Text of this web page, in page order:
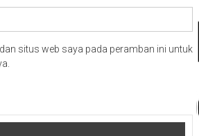
situs web saya pada peramban ini untuk